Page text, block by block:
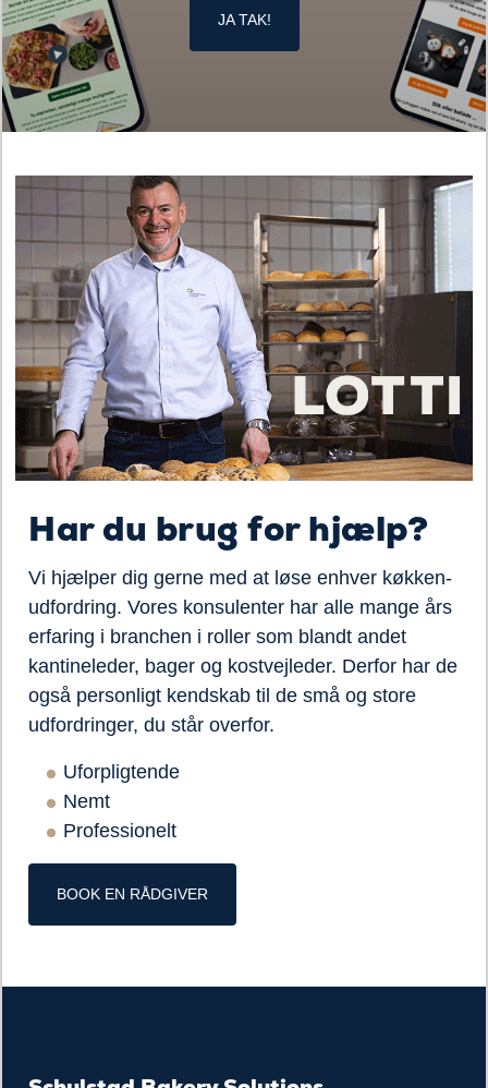
JA TAK!
Har du brug for hjælp?
Vi hjælper dig gerne med at løse enhver køkken-
udfordring. Vores konsulenter har alle mange års
erfaring i branchen i roller som blandt andet
kantineleder, bager og kostvejleder. Derfor har de
også personligt kendskab til de små og store
udfordringer, du står overfor.
Uforpligtende
Nemt
Professionelt
BOOK EN RÅDGIVER